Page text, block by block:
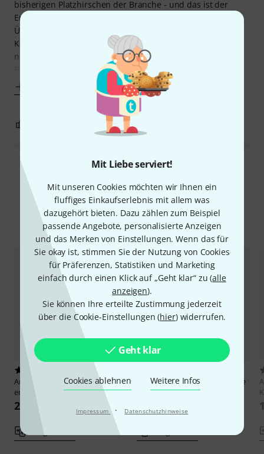
Mit Liebe serviert!
Mit unseren Cookies möchten wir Ihnen ein
fluffiges Einkaufserlebnis mit allem was
dazugehört bieten. Dazu zählen zum Beispiel
passende Angebote, personalisierte Anzeigen
und das Merken von Einstellungen. Wenn das für
Sie okay ist, stimmen Sie der Nutzung von Cookies
für Präferenzen, Statistiken und Marketing
einfach durch einen Klick auf „Geht klar“ zu (alle
anzeigen).
Sie können Ihre erteilte Zustimmung jederzeit
über die Cookie-Einstellungen (hier) widerrufen.
Geht klar
Cookies ablehnen Weitere Infos
Impressum · Datenschutzhinweise
bisherigen Platzhirschen der Branche - und das ist der
Erfolgsgarant.
Übrigens: Danach benutzen häufig „Meine erste
Klavierschule“ - ebenfalls Artist Ahead. ( Nein ich werde
nicht dafür bezahlt- leider 😊)
Beide Schulen überzeugen durch ein
BEWERTUNG MELDEN
Alle Bewertungen lesen
Alternativen vergleichen
Artist Ahead MusikverlagMeine
erste Klavierschule!
21,95 €
Artist Ahead Musikverlag
Meine
zweite Klavierschule
19,95 €